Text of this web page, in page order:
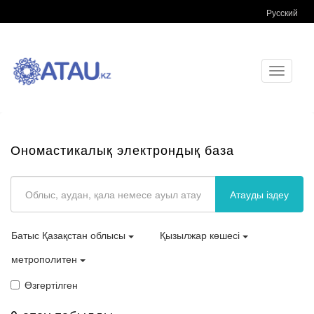
Русский
Toggle
Ономастикалық электрондық база
Атауды іздеу
Батыс Қазақстан облысы
Қызылжар көшесі
метрополитен
Өзгертілген